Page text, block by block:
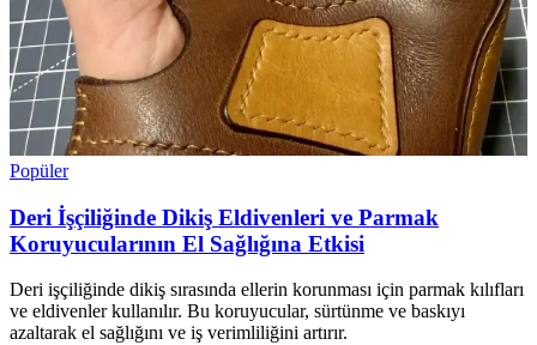
Popüler
Deri İşçiliğinde Dikiş Eldivenleri ve Parmak
Koruyucularının El Sağlığına Etkisi
Deri işçiliğinde dikiş sırasında ellerin korunması için parmak kılıfları
ve eldivenler kullanılır. Bu koruyucular, sürtünme ve baskıyı
azaltarak el sağlığını ve iş verimliliğini artırır.